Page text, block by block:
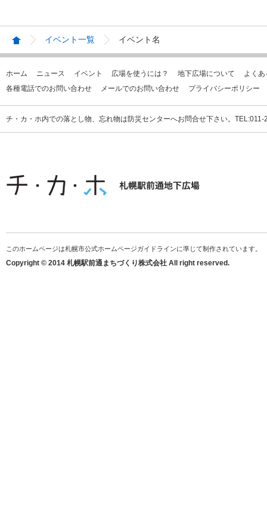
イベント一覧 イベント名
ホーム ニュース イベント 広場を使うには？ 地下広場について
よく
各種電話でのお問い合わせ
メールでのお問い合わせ プライバシーポリシー
チ・カ・ホ内での落とし物、忘れ物は防災センターへお問合せ下さい。
このホームページは札幌市公式ホームページガイドラインに準じて制作されています。
Copyright © 2014 札幌駅前通まちづくり株式会社 All right reserved.